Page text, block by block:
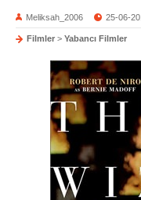
Meliksah_2006 25-06-
Filmler > Yabancı Filmler